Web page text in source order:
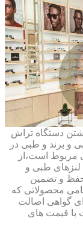
۱۰% تخفیف با داشتن دستگاه تراش
و برند و طبی در
مربوط است،از
لنزهای طبی و
و تضمین
محصولاتی که
گواهی اصالت
با قیمت های